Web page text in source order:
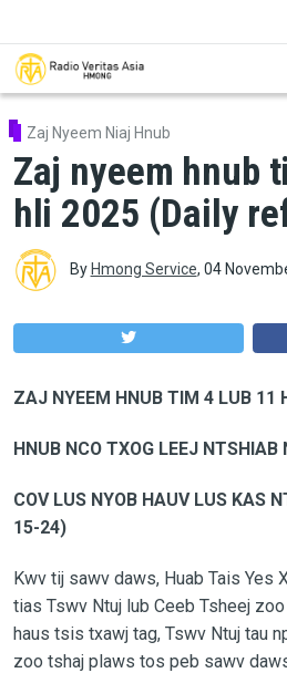
Zaj Nyeem Niaj Hnub
Zaj nyeem hnub
hli 2025 (Daily
By Hmong Service, 04
ZAJ NYEEM HNUB TIM 4 LUB 11
HNUB NCO TXOG LEEJ NTSHIAB
COV LUS NYOB HAUV LUS KAS
15-24)
Kwv tij sawv daws, Huab Tais Yes
tias Tswv Ntuj lub Ceeb Tsheej
haus tsis txawj tag, Tswv Ntuj tau
zoo tshaj plaws tos peb sawv